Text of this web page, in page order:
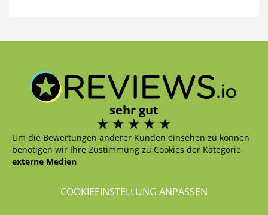
sehr gut
Um die Bewertungen anderer Kunden einsehen zu können
benötigen wir Ihre Zustimmung zu Cookies der Kategorie
externe Medien
COOKIEEINSTELLUNG ANPASSEN